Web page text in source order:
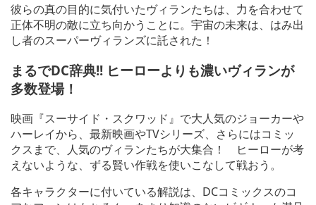
彼らの真の目的に気付いたヴィランたちは、力を合わせて
正体不明の敵に立ち向かうことに。宇宙の未来は、はみ出
し者のスーパーヴィランズに託された！
まるでDC辞典!! ヒーローよりも濃いヴィランが
多数登場！
映画『スーサイド・スクワッド』で大人気のジョーカーや
ハーレイから、最新映画やTVシリーズ、さらにはコミッ
クスまで、人気のヴィランたちが大集合！ ヒーローが考
えないような、ずる賢い作戦を使いこなして戦おう。
各キャラクターに付いている解説は、DCコミックスのコ